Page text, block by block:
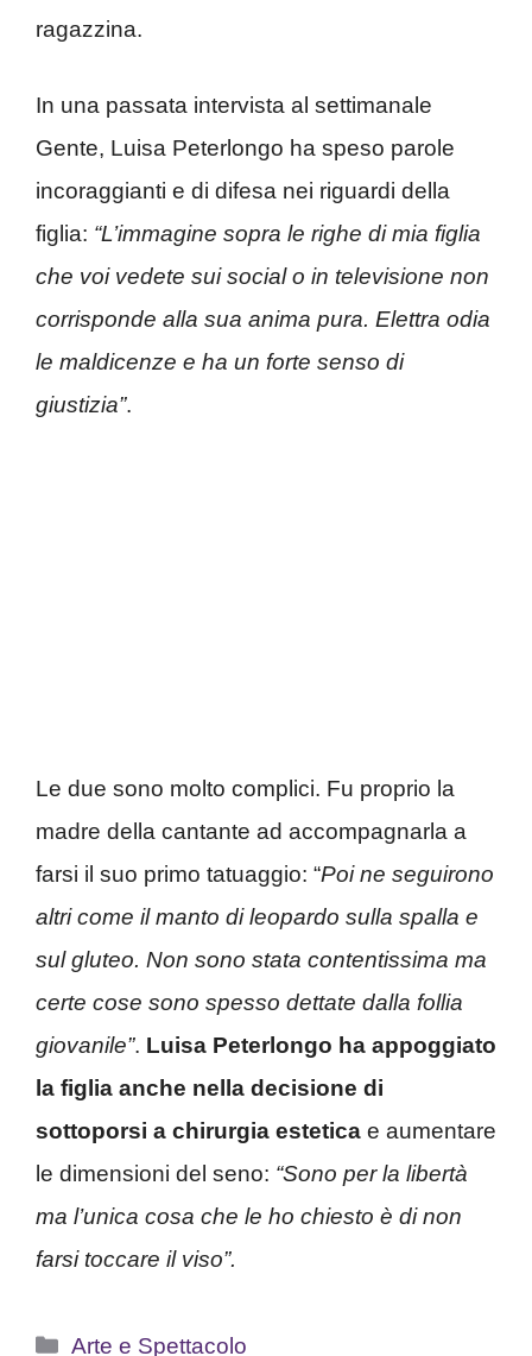
ragazzina.
In una passata intervista al settimanale
Gente, Luisa Peterlongo ha speso parole
incoraggianti e di difesa nei riguardi della
figlia: “L’immagine sopra le righe di mia figlia
che voi vedete sui social o in televisione non
corrisponde alla sua anima pura. Elettra odia
le maldicenze e ha un forte senso di
giustizia”.
Le due sono molto complici. Fu proprio la
madre della cantante ad accompagnarla a
farsi il suo primo tatuaggio: “Poi ne seguirono
altri come il manto di leopardo sulla spalla e
sul gluteo. Non sono stata contentissima ma
certe cose sono spesso dettate dalla follia
giovanile”. Luisa Peterlongo ha appoggiato
la figlia anche nella decisione di
sottoporsi a chirurgia estetica e aumentare
le dimensioni del seno: “Sono per la libertà
ma l’unica cosa che le ho chiesto è di non
farsi toccare il viso”.
Categorie
Arte e Spettacolo